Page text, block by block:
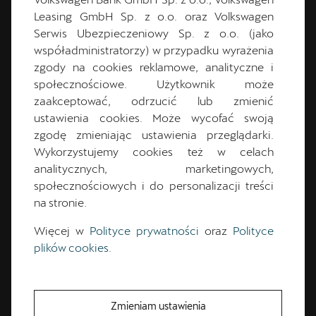
Wymarzona CUPRA Terramar już na Ciebie czeka!
Sprawdź w naszej wyszukiwarce auta, które możesz
mieć już dziś.
Przejdź do wyszukiwarki aut
Leasing GmbH Sp. z o.o. oraz Volkswagen
Serwis Ubezpieczeniowy Sp. z o.o. (jako
współadministratorzy) w przypadku wyrażenia
zgody na cookies reklamowe, analityczne i
społecznościowe. Użytkownik może
zaakceptować, odrzucić lub zmienić
ustawienia cookies. Może wycofać swoją
zgodę zmieniając ustawienia przeglądarki.
Wykorzystujemy cookies też w celach
analitycznych, marketingowych,
społecznościowych i do personalizacji treści
na stronie.
Więcej w Polityce prywatności oraz Polityce
plików cookies
Zmieniam ustawienia